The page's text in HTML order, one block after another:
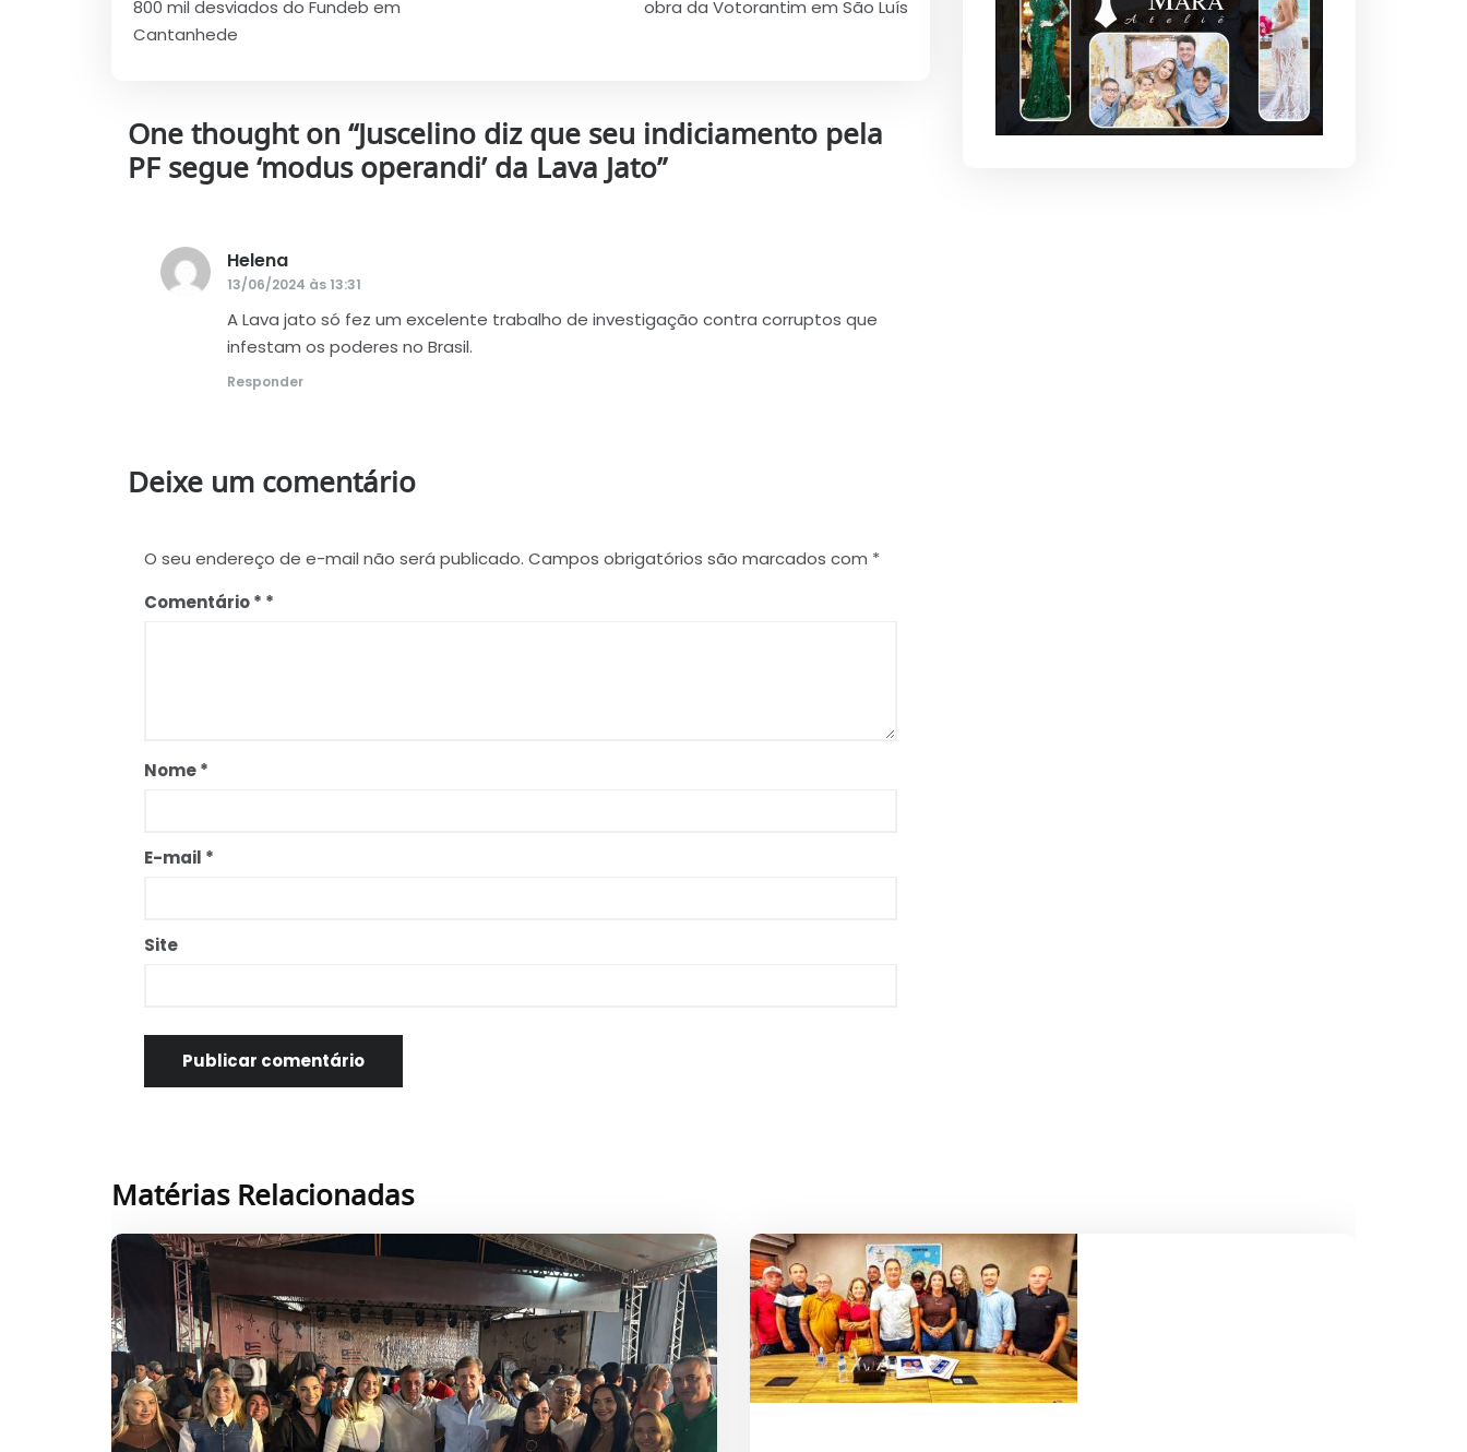
Post
800 mil desviados do Fundeb em
Cantanhede
obra da Votorantim em São Luís
One thought on “Juscelino diz que seu indiciamento pela
PF segue ‘modus operandi’ da Lava Jato”
Helena
13/06/2024 às 13:31
A Lava jato só fez um excelente trabalho de investigação contra corruptos que
infestam os poderes no Brasil.
Responder
Deixe um comentário
O seu endereço de e-mail não será publicado. Campos obrigatórios são marcados com *
Comentário*
Nome*
E-mail *
Site
Matérias Relacionadas